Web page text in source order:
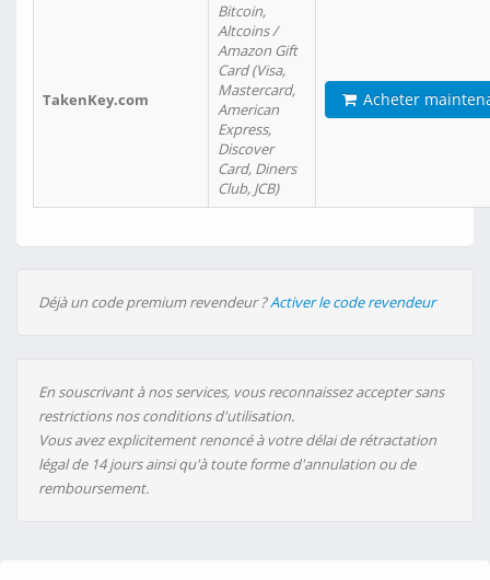
TakenKey.com
Bitcoin,
Altcoins /
Amazon Gift
Card (Visa,
Mastercard,
American
Express,
Discover
Card, Diners
Club, JCB)
Acheter
Déjà un code premium revendeur ?Activer le code revendeur
En souscrivant à nos services, vous reconnaissez accepter sans
restrictions nos conditions d'utilisation.
Vous avez explicitement renoncé à votre délai de rétractation
légal de 14 jours ainsi qu'à toute forme d'annulation ou de
remboursement.